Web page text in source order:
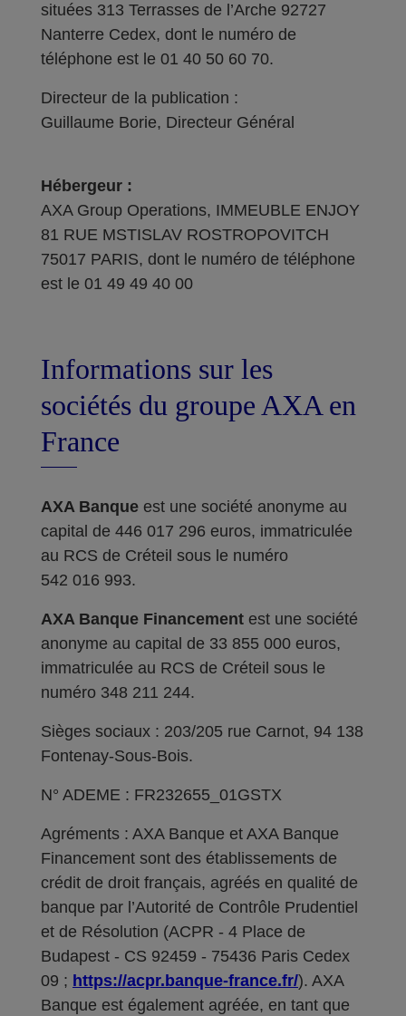
situées 313 Terrasses de l’Arche 92727
Nanterre Cedex, dont le numéro de
téléphone est le 01 40 50 60 70.
Directeur de la publication :
Guillaume Borie, Directeur Général
Hébergeur :
AXA Group Operations, IMMEUBLE ENJOY
81 RUE MSTISLAV ROSTROPOVITCH
75017 PARIS, dont le numéro de téléphone
est le 01 49 49 40 00
Informations sur les
sociétés du groupe AXA en
France
AXA Banque est une société anonyme au
capital de 446 017 296 euros, immatriculée
au RCS de Créteil sous le numéro
542 016 993.
AXA Banque Financement est une société
anonyme au capital de 33 855 000 euros,
immatriculée au RCS de Créteil sous le
numéro 348 211 244.
Sièges sociaux : 203/205 rue Carnot, 94 138
Fontenay-Sous-Bois.
N° ADEME : FR232655_01GSTX
Agréments : AXA Banque et AXA Banque
Financement sont des établissements de
crédit de droit français, agréés en qualité de
banque par l’Autorité de Contrôle Prudentiel
et de Résolution (ACPR - 4 Place de
Budapest - CS 92459 - 75436 Paris Cedex
09 ; https://acpr.banque-france.fr/). AXA
Banque est également agréée, en tant que